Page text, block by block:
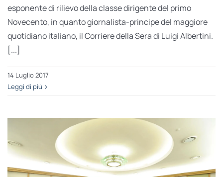
esponente di rilievo della classe dirigente del primo
Novecento, in quanto giornalista-principe del maggiore
quotidiano italiano, il Corriere della Sera di Luigi Albertini.
[...]
14 Luglio 2017
Leggi di più